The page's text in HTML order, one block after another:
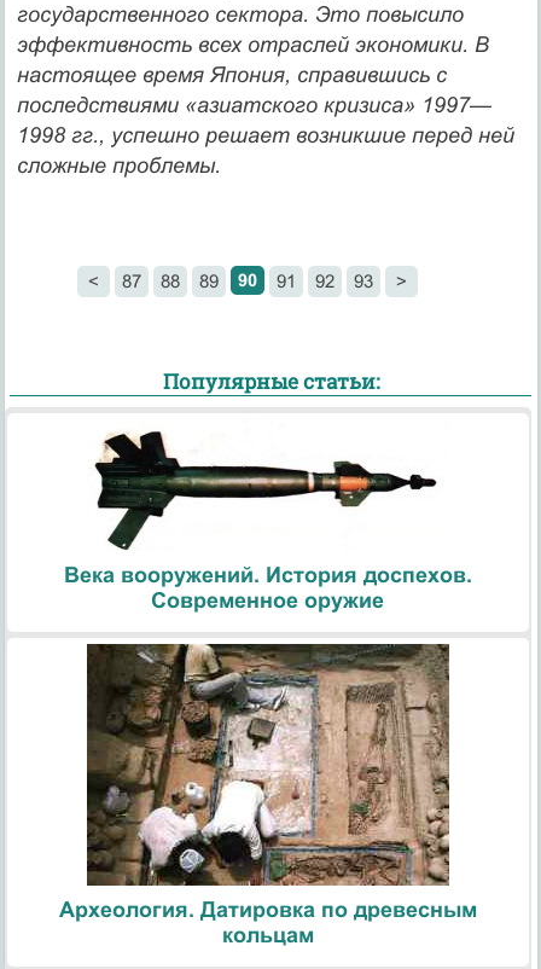
государственного сектора. Это повысило
эффективность всех отраслей экономики. В
настоящее время Япония, справившись с
послед­ствиями «азиатского кризиса» 1997—
1998 гг., успешно решает возникшие перед ней
сложные проблемы.
< 87 88 89 90 91 92 93 >
Популярные статьи:
Века вооружений. История доспехов.
Современное оружие
Археология. Датировка по древесным
кольцам